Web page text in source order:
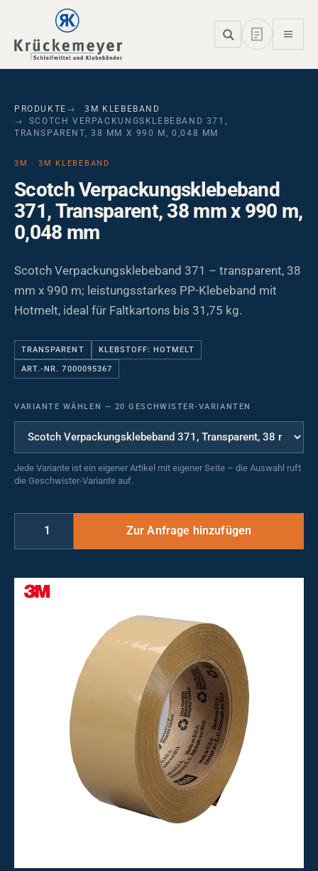
Skip to main navigation
Skip to main content
Skip to page footer
PRODUKTE
3M KLEBEBAND
SCOTCH VERPACKUNGSKLEBEBAND 371,
TRANSPARENT, 38 MM X 990 M, 0,048 MM
3M · 3M KLEBEBAND
Scotch Verpackungsklebeband
371, Transparent, 38 mm x 990 m,
0,048 mm
Scotch Verpackungsklebeband 371 – transparent, 38
mm x 990 m; leistungsstarkes PP-Klebeband mit
Hotmelt, ideal für Faltkartons bis 31,75 kg.
TRANSPARENT KLEBSTOFF: HOTMELT
ART.-NR. 7000095367
VARIANTE WÄHLEN — 20 GESCHWISTER-VARIANTEN
Jede Variante ist ein eigener Artikel mit eigener Seite – die Auswahl ruft
die Geschwister-Variante auf.